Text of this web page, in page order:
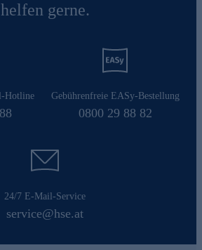
helfen gerne.
Hotline Gebührenfreie EASy-Bestellung
0800 29 88 82
24/7 E-Mail-Service
service@hse.at